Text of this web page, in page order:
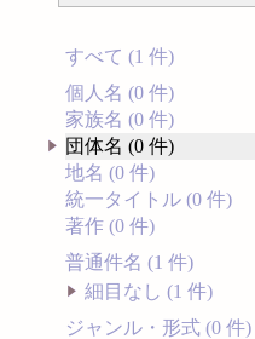
すべて (1 件)
個人名 (0 件)
家族名 (0 件)
団体名 (0 件)
地名 (0 件)
統一タイトル (0 件)
著作 (0 件)
普通件名 (1 件)
細目なし (1 件)
ジャンル・形式 (0 件)